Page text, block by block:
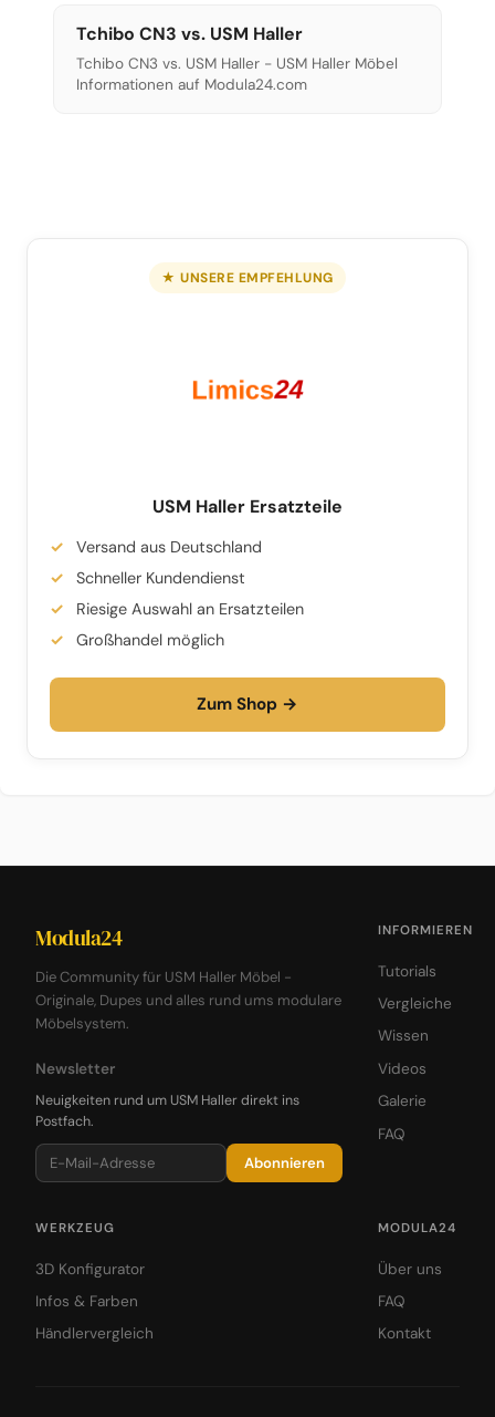
Tchibo CN3 vs. USM Haller
Tchibo CN3 vs. USM Haller - USM Haller Möbel
Informationen auf Modula24.com
★ UNSERE EMPFEHLUNG
USM Haller Ersatzteile
Versand aus Deutschland
Schneller Kundendienst
Riesige Auswahl an Ersatzteilen
Großhandel möglich
Zum Shop →
Modula24
Die Community für USM Haller Möbel -
Originale, Dupes und alles rund ums modulare
Möbelsystem.
Newsletter
Neuigkeiten rund um USM Haller direkt ins
Postfach.
Abonnieren
INFORMIEREN
Tutorials
Vergleiche
Wissen
Videos
Galerie
FAQ
WERKZEUG
3D Konfigurator
Infos & Farben
Händlervergleich
MODULA24
Über uns
FAQ
Kontakt